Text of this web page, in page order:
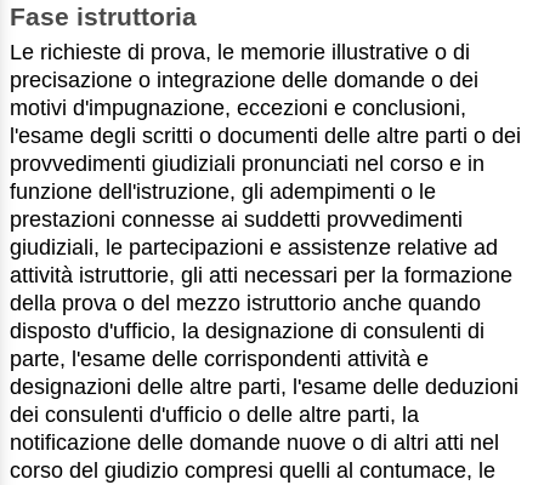
Fase istruttoria
Le richieste di prova, le memorie illustrative o di
precisazione o integrazione delle domande o dei
motivi d'impugnazione, eccezioni e conclusioni,
l'esame degli scritti o documenti delle altre parti o dei
provvedimenti giudiziali pronunciati nel corso e in
funzione dell'istruzione, gli adempimenti o le
prestazioni connesse ai suddetti provvedimenti
giudiziali, le partecipazioni e assistenze relative ad
attività istruttorie, gli atti necessari per la formazione
della prova o del mezzo istruttorio anche quando
disposto d'ufficio, la designazione di consulenti di
parte, l'esame delle corrispondenti attività e
designazioni delle altre parti, l'esame delle deduzioni
dei consulenti d'ufficio o delle altre parti, la
notificazione delle domande nuove o di altri atti nel
corso del giudizio compresi quelli al contumace, le